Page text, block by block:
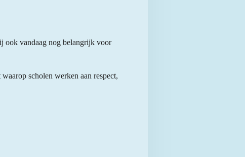
ook vandaag nog belangrijk voor
scholen werken aan respect,